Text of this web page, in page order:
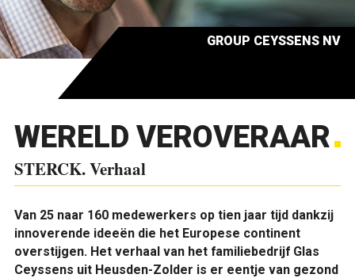
GROUP CEYSSENS NV
WERELD VEROVERAAR
STERCK. Verhaal
Van 25 naar 160 medewerkers op tien jaar tijd dankzij
innoverende ideeën die het Europese continent
overstijgen. Het verhaal van het familiebedrijf Glas
Ceyssens uit Heusden-Zolder is er eentje van gezond